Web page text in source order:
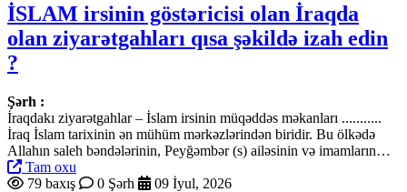
İSLAM irsinin göstəricisi olan İraqda
olan ziyarətgahları qısa şəkildə izah edin
?
Şərh :
İraqdakı ziyarətgahlar – İslam irsinin müqəddəs məkanları ...........
İraq İslam tarixinin ən mühüm mərkəzlərindən biridir. Bu ölkədə
Allahın saleh bəndələrinin, Peyğəmbər (s) ailəsinin və imamların…
Tam oxu
79 baxış
0 Şərh 09 İyul, 2026